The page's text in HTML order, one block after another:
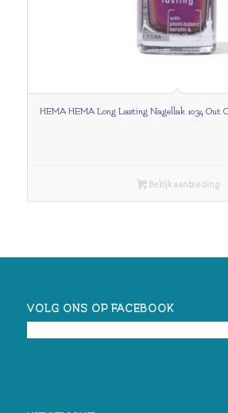
HEMA HEMA Long Lasting Nagellak 1034 Out
Bekijk aanbieding
VOLG ONS OP FACEBOOK